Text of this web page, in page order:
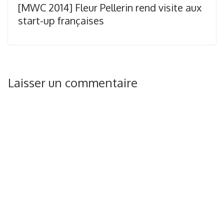
[MWC 2014] Fleur Pellerin rend visite aux
start-up françaises
Laisser un commentaire